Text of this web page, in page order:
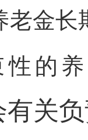
老金
的
关